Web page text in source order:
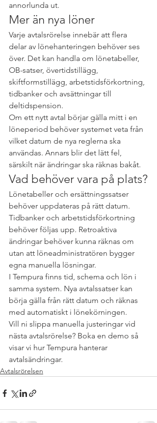
annorlunda ut.
Mer än nya löner
Varje avtalsrörelse innebär att flera
delar av lönehanteringen behöver ses
över. Det kan handla om lönetabeller,
OB-satser, övertidstillägg,
skiftformstillägg, arbetstidsförkortning,
tidbanker och avsättningar till
deltidspension.
Om ett nytt avtal börjar gälla mitt i en
löneperiod behöver systemet veta från
vilket datum de nya reglerna ska
användas. Annars blir det lätt fel,
särskilt när ändringar ska räknas bakåt.
Vad behöver vara på plats?
Lönetabeller och ersättningssatser
behöver uppdateras på rätt datum.
Tidbanker och arbetstidsförkortning
behöver följas upp. Retroaktiva
ändringar behöver kunna räknas om
utan att löneadministratören bygger
egna manuella lösningar.
I Tempura finns tid, schema och lön i
samma system. Nya avtalssatser kan
börja gälla från rätt datum och räknas
med automatiskt i lönekörningen.
Vill ni slippa manuella justeringar vid
nästa avtalsrörelse? Boka en demo så
visar vi hur Tempura hanterar
avtalsändringar.
Avtalsrörelsen